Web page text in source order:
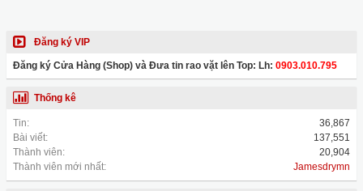
Đăng ký VIP
Đăng ký Cửa Hàng (Shop) và Đưa tin rao vặt lên Top: Lh: 0903.010.795
Thống kê
Tin:
36,867
Bài viết:
137,551
Thành viên:
20,904
Thành viên mới nhất:
Jamesdrymn